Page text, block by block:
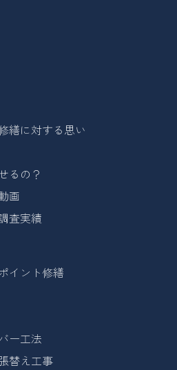
繕に対する思い
るの？
画
査実績
イント修繕
ー工法
替え工事